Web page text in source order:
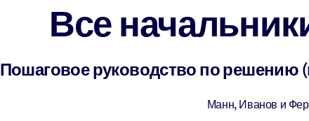
Все
Пошаговое руководство по решению
Манн, Иванов и